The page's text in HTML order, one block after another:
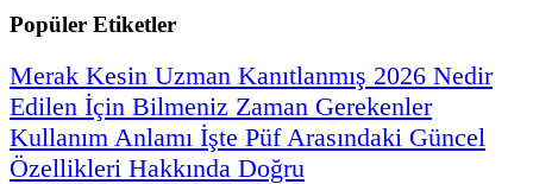
Popüler Etiketler
Merak Kesin Uzman Kanıtlanmış 2026 Nedir
Edilen İçin Bilmeniz Zaman Gerekenler
Kullanım Anlamı İşte Püf Arasındaki Güncel
Özellikleri Hakkında Doğru